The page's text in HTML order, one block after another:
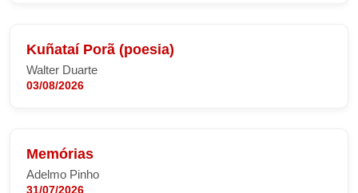
Kuñataí Porã (poesia)
Walter Duarte
03/08/2026
Memórias
Adelmo Pinho
31/07/2026